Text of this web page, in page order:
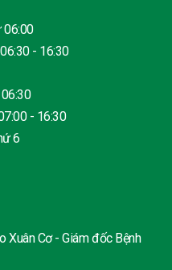
- 16:30
- 16:30
6
Xuân Cơ - Giám đốc Bệnh